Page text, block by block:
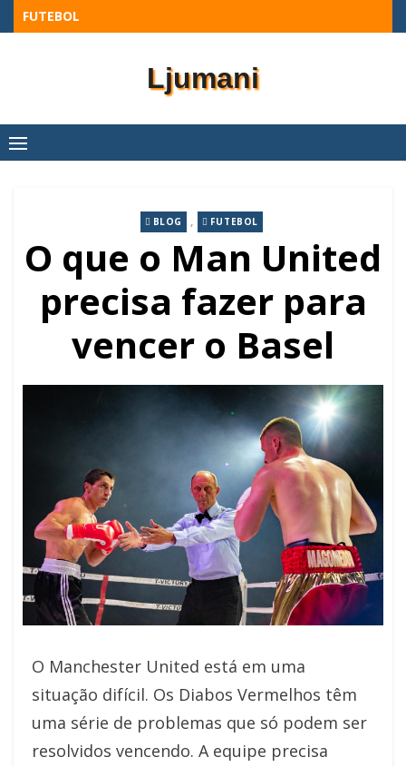
Skip
to
FUTEBOL
Ljumani
BLOG , FUTEBOL
O que o Man United
precisa fazer para
vencer o Basel
O Manchester United está em uma
situação difícil. Os Diabos Vermelhos têm
uma série de problemas que só podem ser
resolvidos vencendo. A equipe precisa